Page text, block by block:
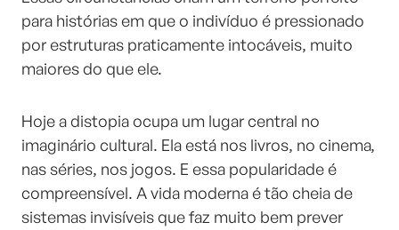
para histórias em que o indivíduo é pressionado
por estruturas praticamente intocáveis, muito
maiores do que ele.
Hoje a distopia ocupa um lugar central no
imaginário cultural. Ela está nos livros, no cinema,
nas séries, nos jogos. E essa popularidade é
compreensível. A vida moderna é tão cheia de
sistemas invisíveis que faz muito bem prever